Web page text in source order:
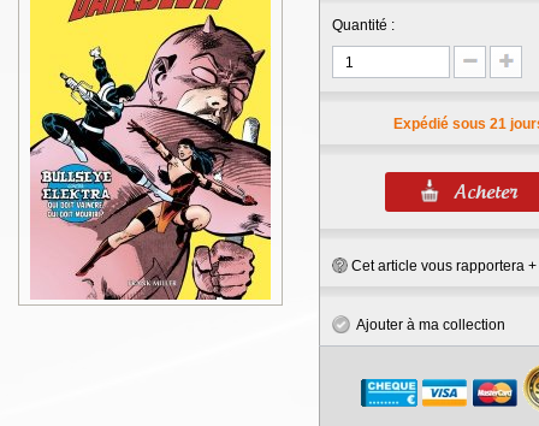
Quantité :
Expédié sous 21
Cet article vous rapportera +
Ajouter à ma collection